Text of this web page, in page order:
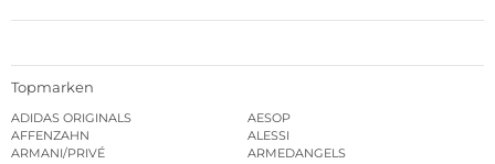
Topmarken
ADIDAS ORIGINALS
AESOP
AFFENZAHN
ALESSI
ARMANI/PRIVÉ
ARMEDANGELS